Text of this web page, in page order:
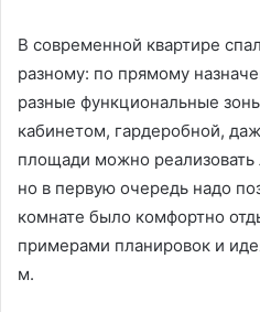
В современной квартире
разному: по прямому
разные функциональные
кабинетом, гардеробной,
площади можно
но в первую очередь надо
комнате было комфортно
примерами планировок и
м.